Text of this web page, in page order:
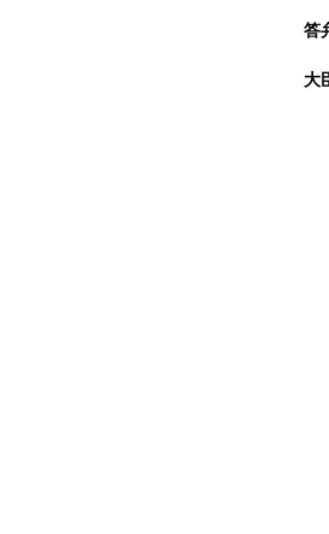
答
大